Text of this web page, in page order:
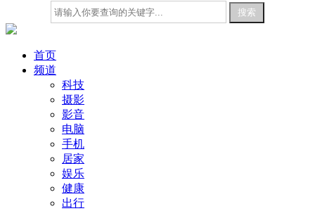
首页
频道
科技
摄影
影音
电脑
手机
居家
娱乐
健康
出行